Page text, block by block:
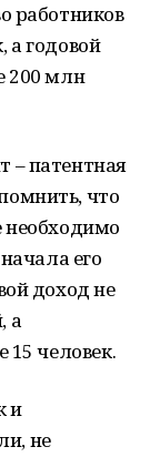
работников
а годовой
200 млн
– патентная
что
необходимо
его
доход не
а
15 человек.
и
не